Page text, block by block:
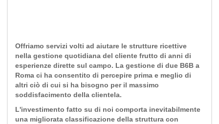
Offriamo servizi volti ad aiutare le strutture ricettive
nella gestione quotidiana del cliente frutto di anni di
esperienze dirette sul campo. La gestione di due B6B a
Roma ci ha consentito di percepire prima e meglio di
altri ciò di cui si ha bisogno per il massimo
soddisfacimento della clientela.
L'investimento fatto su di noi comporta inevitabilmente
una migliorata classificazione della struttura con